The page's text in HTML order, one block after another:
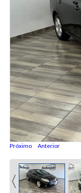
Próximo Anterior